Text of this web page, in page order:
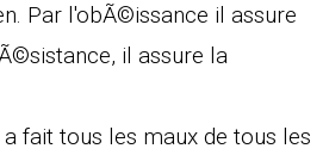
Par l'obÃ©issance il assure
il assure la
fait tous les maux de tous les